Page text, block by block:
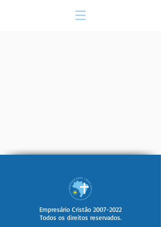
Empresário Cristão 2007-2022
Todos os direitos reservados.